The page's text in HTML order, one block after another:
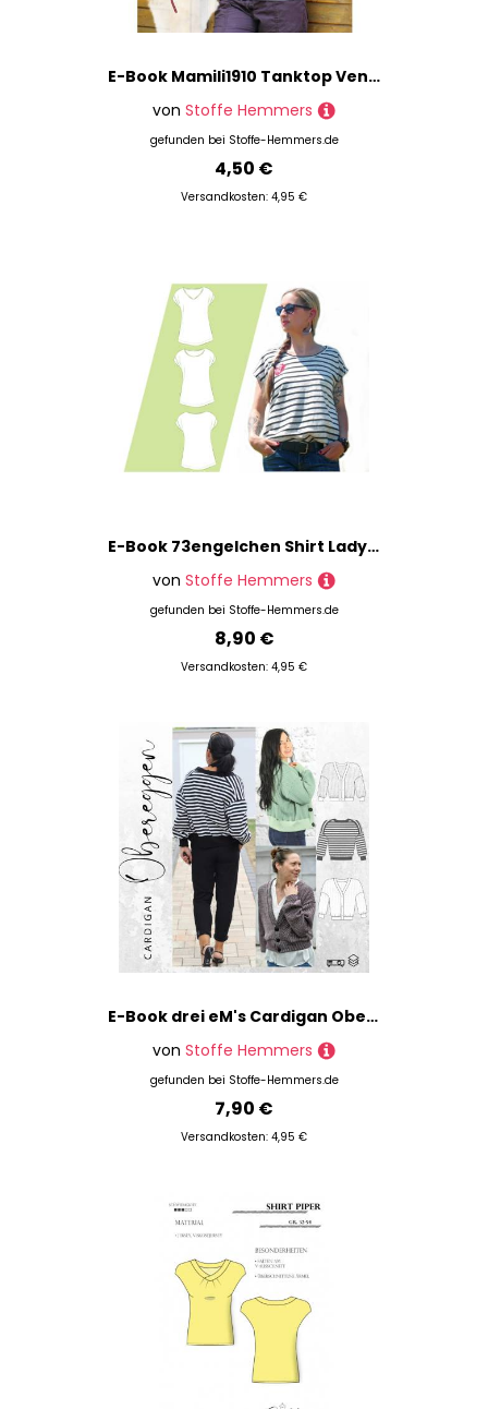
E-Book Mamili1910 Tanktop Vennja Damen
von Stoffe Hemmers
gefunden bei Stoffe-Hemmers.de
4,50 €
Versandkosten: 4,95 €
E-Book 73engelchen Shirt Lady Summer
von Stoffe Hemmers
gefunden bei Stoffe-Hemmers.de
8,90 €
Versandkosten: 4,95 €
E-Book drei eM's Cardigan Obereggen
von Stoffe Hemmers
gefunden bei Stoffe-Hemmers.de
7,90 €
Versandkosten: 4,95 €